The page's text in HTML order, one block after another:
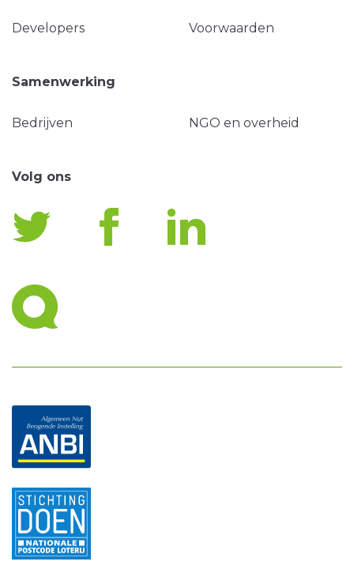
Developers Voorwaarden
Samenwerking
Bedrijven NGO en overheid
Volg ons